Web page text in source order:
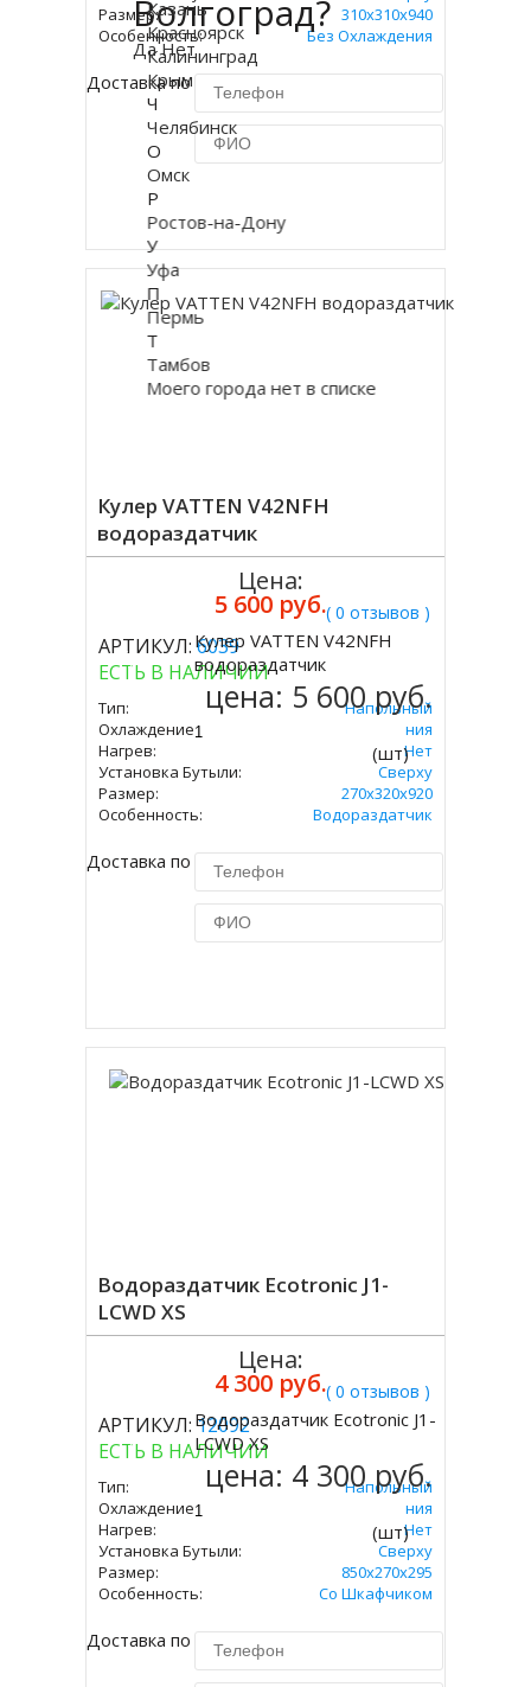
Размер:
310х310х940
Особенность:
Без Охлаждения
Доставка по Москве 450 руб.
Кулер VATTEN V42NFH
водораздатчик
( 0 отзывов )
АРТИКУЛ:6039
ЕСТЬ В НАЛИЧИИ
Тип:
Напольный
Охлаждение:
Без Охлаждения
Нагрев:
Нет
Установка Бутыли:
Сверху
Размер:
270х320х920
Особенность:
Водораздатчик
Доставка по Москве 450 руб.
Цена:
5 600 руб.
Купить
Кулер VATTEN V42NFH
водораздатчик
цена: 5 600 руб.
(шт)
Водораздатчик Ecotronic J1-
LCWD XS
( 0 отзывов )
АРТИКУЛ:12092
ЕСТЬ В НАЛИЧИИ
Тип:
Напольный
Охлаждение:
Без Охлаждения
Нагрев:
Нет
Установка Бутыли:
Сверху
Размер:
850x270x295
Особенность:
Со Шкафчиком
Доставка по Москве 450 руб.
Цена:
4 300 руб.
Купить
Водораздатчик Ecotronic J1-
LCWD XS
цена: 4 300 руб.
(шт)
Волгоград?
Да Нет
Казань
Красноярск
Калининград
Крым
Ч
Челябинск
О
Омск
Р
Ростов-на-Дону
У
Уфа
П
Пермь
Т
Тамбов
Моего города нет в списке